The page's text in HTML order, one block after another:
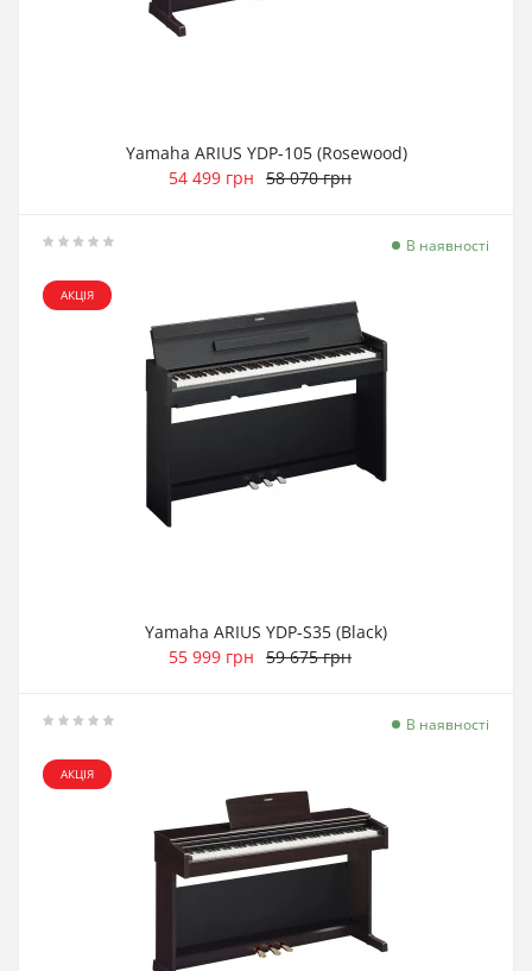
Yamaha ARIUS YDP-105 (Rosewood)
54 499 грн 58 070 грн
АКЦІЯ
В наявності
Yamaha ARIUS YDP-S35 (Black)
55 999 грн 59 675 грн
АКЦІЯ
В наявності